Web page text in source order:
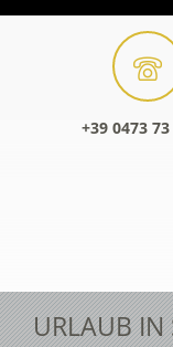
+39 0473
URLAUB IN